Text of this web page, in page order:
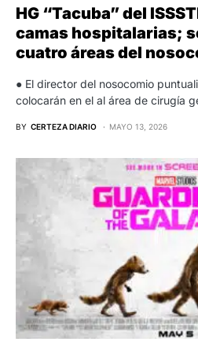
HG “Tacuba” del
camas hospitalarias;
cuatro áreas del
● El director del nosocomio
colocarán en el al área de cirugía
BY CERTEZA DIARIO MAYO 13, 2026